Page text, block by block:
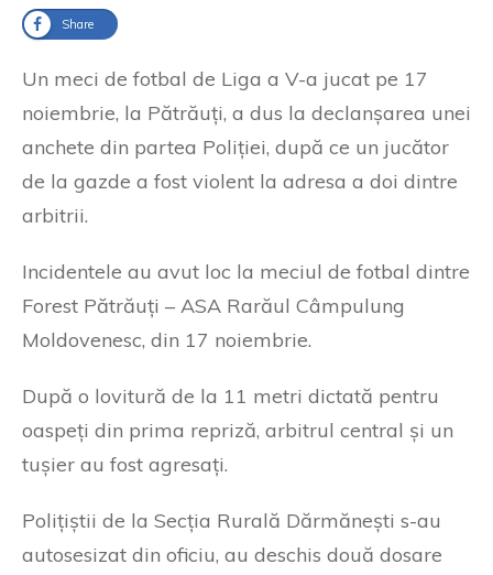
Share
Un meci de fotbal de Liga a V-a jucat pe 17
noiembrie, la Pătrăuți, a dus la declanșarea unei
anchete din partea Poliției, după ce un jucător
de la gazde a fost violent la adresa a doi dintre
arbitrii.
Incidentele au avut loc la meciul de fotbal dintre
Forest Pătrăuți – ASA Rarăul Câmpulung
Moldovenesc, din 17 noiembrie.
După o lovitură de la 11 metri dictată pentru
oaspeți din prima repriză, arbitrul central și un
tușier au fost agresați.
Polițiștii de la Secția Rurală Dărmănești s-au
autosesizat din oficiu, au deschis două dosare